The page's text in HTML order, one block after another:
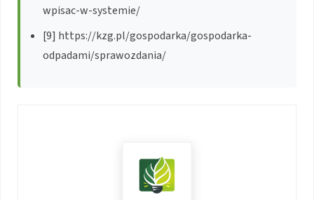
wpisac-w-systemie/
[9] https://kzg.pl/gospodarka/gospodarka-
odpadami/sprawozdania/